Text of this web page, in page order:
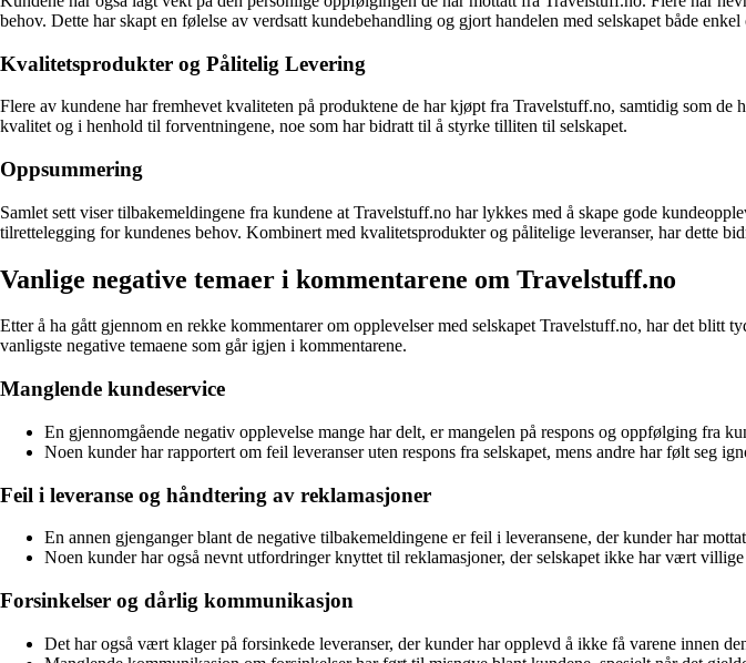
behov. Dette har skapt en følelse av verdsatt kundebehandling og gjort handelen med selskapet både
Kvalitetsprodukter og Pålitelig Levering
Flere av kundene har fremhevet kvaliteten på produktene de har kjøpt fra Travelstuff.no, samtidig som
kvalitet og i henhold til forventningene, noe som har bidratt til å styrke tilliten til selskapet.
Oppsummering
Samlet sett viser tilbakemeldingene fra kundene at Travelstuff.no har lykkes med å skape gode
tilrettelegging for kundenes behov. Kombinert med kvalitetsprodukter og pålitelige leveranser, har dette
Vanlige negative temaer i kommentarene om Travelstuff.no
Etter å ha gått gjennom en rekke kommentarer om opplevelser med selskapet Travelstuff.no, har det
vanligste negative temaene som går igjen i kommentarene.
Manglende kundeservice
En gjennomgående negativ opplevelse mange har delt, er mangelen på respons og oppfølging fra
Noen kunder har rapportert om feil leveranser uten respons fra selskapet, mens andre har følt seg
Feil i leveranse og håndtering av reklamasjoner
En annen gjenganger blant de negative tilbakemeldingene er feil i leveransene, der kunder har
Noen kunder har også nevnt utfordringer knyttet til reklamasjoner, der selskapet ikke har vært
Forsinkelser og dårlig kommunikasjon
Det har også vært klager på forsinkede leveranser, der kunder har opplevd å ikke få varene innen